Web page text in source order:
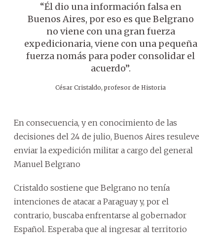
“Él dio una información falsa en
Buenos Aires, por eso es que Belgrano
no viene con una gran fuerza
expedicionaria, viene con una pequeña
fuerza nomás para poder consolidar el
acuerdo”.
César Cristaldo, profesor de Historia
En consecuencia, y en conocimiento de las
decisiones del 24 de julio, Buenos Aires resuleve
enviar la expedición militar a cargo del general
Manuel Belgrano
Cristaldo sostiene que Belgrano no tenía
intenciones de atacar a Paraguay y, por el
contrario, buscaba enfrentarse al gobernador
Español. Esperaba que al ingresar al territorio